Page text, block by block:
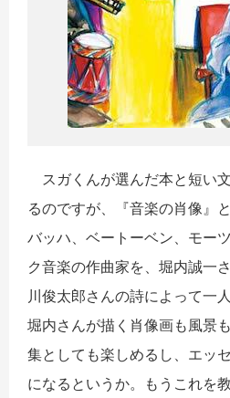
スガくんが選んだ本と短い
るのですが、『音楽の肖像』
バッハ、ベートーベン、 モー
ク音楽の作曲家を、 堀内誠一
川俊太郎さんの詩によって一
堀内さんが描く肖像画も風景
集としても楽 しめるし、エッ
になるというか。
もうこれを